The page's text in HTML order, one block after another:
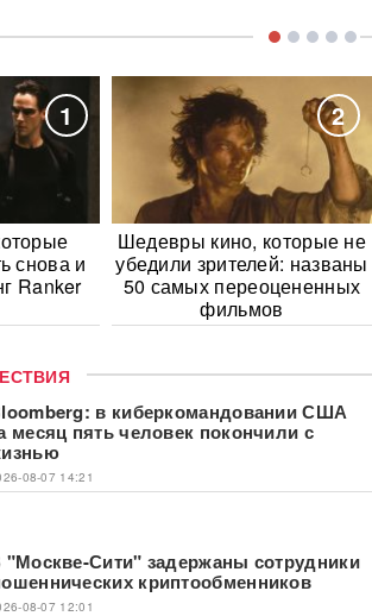
1
снова и
Ranker
2
Шедевры кино, которые не
убедили зрителей: названы
50 самых переоцененных
фильмов
в киберкомандовании США
месяц пять человек покончили с
08-07 14:21
"Москве-Сити" задержаны сотрудники
криптообменников
08-07 12:01